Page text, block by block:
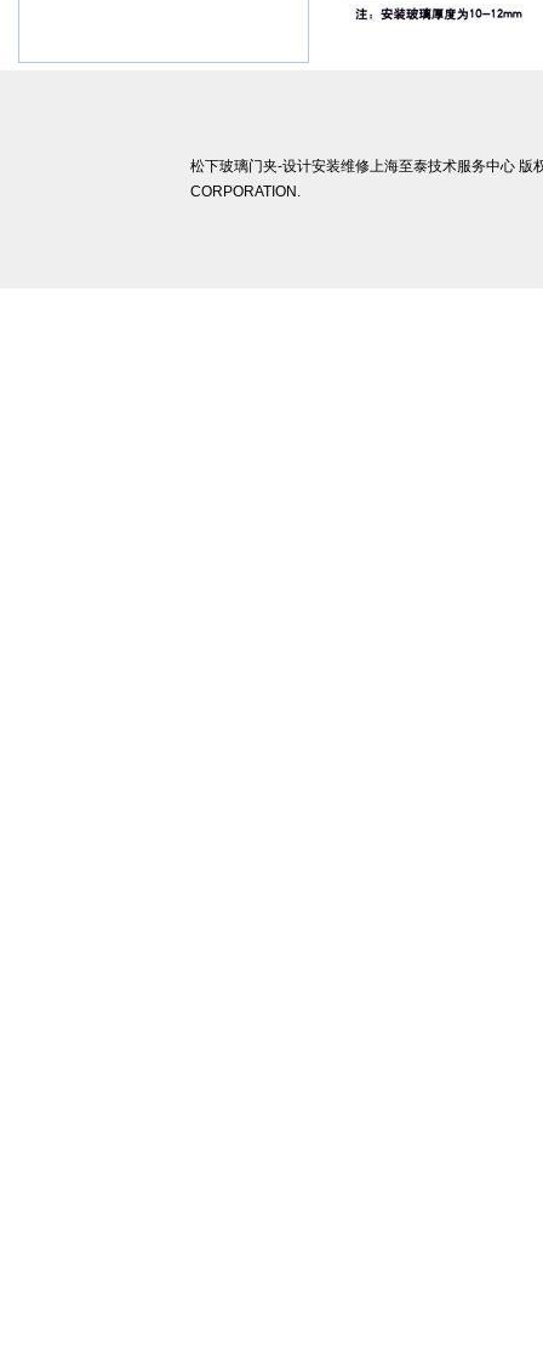
松下玻璃门夹-设计安装维修上海至泰技术服务中心 版
CORPORATION.